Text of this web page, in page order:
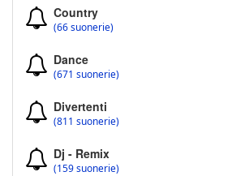
Country
(66 suonerie)
Dance
(671 suonerie)
Divertenti
(811 suonerie)
Dj - Remix
(159 suonerie)